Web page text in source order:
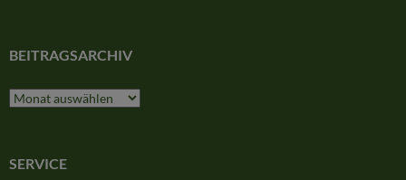
BEITRAGSARCHIV
Beitragsarchiv
SERVICE